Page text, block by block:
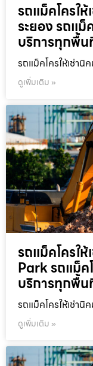
รถแม็คโครใ
ระยอง รถแม็
บริการทุกพื้น
รถแม็คโครให้เช่านิ
ดูเพิ่มเติม »
รถแม็คโครใ
Park รถแม็ค
บริการทุกพื้น
รถแม็คโครให้เช่า
ดูเพิ่มเติม »